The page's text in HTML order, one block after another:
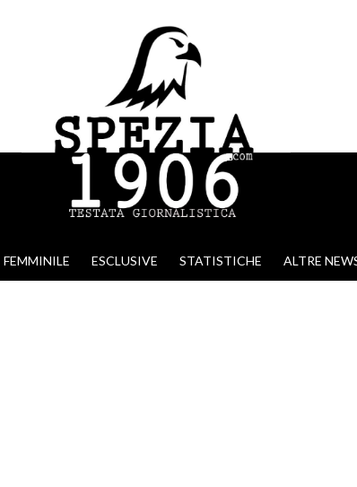
FEMMINILE ESCLUSIVE STATISTICHE ALTRE